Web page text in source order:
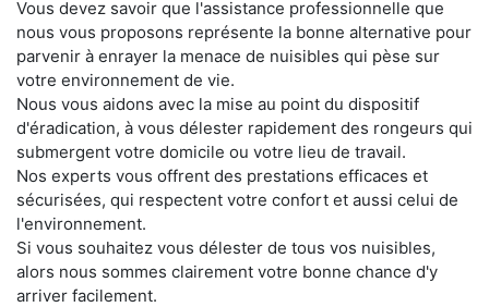
Vous devez savoir que l'assistance professionnelle que
nous vous proposons représente la bonne alternative pour
parvenir à enrayer la menace de nuisibles qui pèse sur
votre environnement de vie.
Nous vous aidons avec la mise au point du dispositif
d'éradication, à vous délester rapidement des rongeurs qui
submergent votre domicile ou votre lieu de travail.
Nos experts vous offrent des prestations efficaces et
sécurisées, qui respectent votre confort et aussi celui de
l'environnement.
Si vous souhaitez vous délester de tous vos nuisibles,
alors nous sommes clairement votre bonne chance d'y
arriver facilement.